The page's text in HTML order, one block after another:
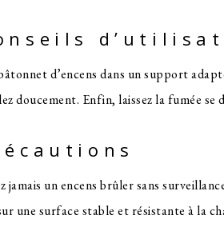
d’encens dans un support
doucement. Enfin, laissez la fumée se
jamais un encens brûler sans
une surface stable et résistante à la